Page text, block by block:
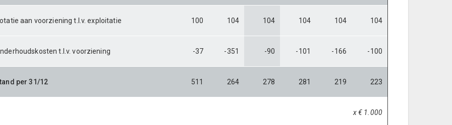
aan voorziening t.l.v. exploitatie 100 104 104 104 104 104
t.l.v. voorziening -37 -351 -90 -101 -166 -100
per 31/12 511 264 278 281 219 223
x € 1.000